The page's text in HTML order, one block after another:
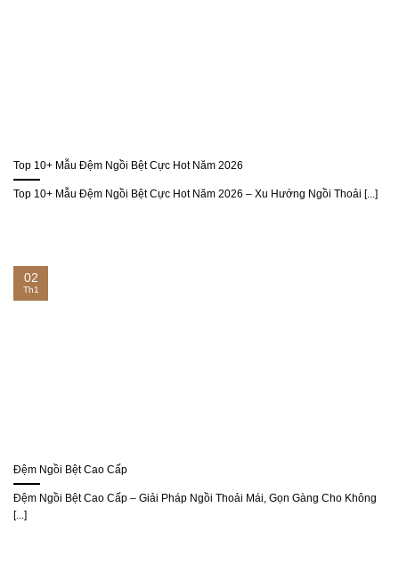
Top 10+ Mẫu Đệm Ngồi Bệt Cực Hot Năm 2026
Top 10+ Mẫu Đệm Ngồi Bệt Cực Hot Năm 2026 – Xu Hướng Ngồi Thoải [...]
Đệm Ngồi Bệt Cao Cấp
Đệm Ngồi Bệt Cao Cấp – Giải Pháp Ngồi Thoải Mái, Gọn Gàng Cho Không
[...]
02
Th1